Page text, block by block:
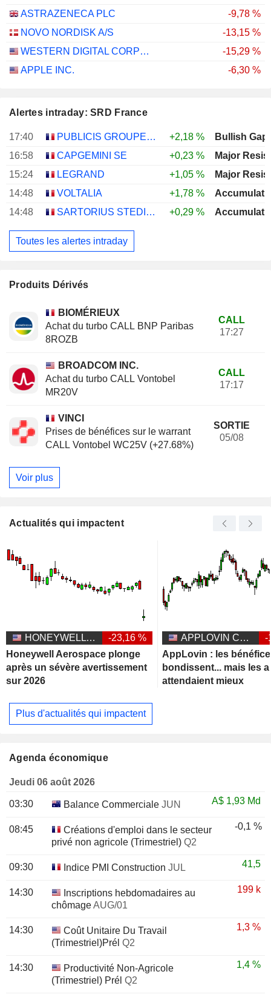
ASTRAZENECA PLC
-9,78 %
NOVO NORDISK A/S
-13,15 %
WESTERN DIGITAL CORPORATION
-15,29 %
APPLE INC.
-6,30 %
Alertes intraday: SRD France
17:40 PUBLICIS GROUPE S.A. +2,18 %
Bullish Gap
16:58
CAPGEMINI SE +0,23 %
Major
15:24
LEGRAND +1,05 %
Major
14:48
VOLTALIA +1,78 %
14:48
SARTORIUS STEDIM BIOTECH +0,29 %
Toutes les alertes intraday
Produits Dérivés
BIOMÉRIEUX
Achat du turbo CALL BNP Paribas
8ROZB
CALL
17:27
BROADCOM INC.
Achat du turbo CALL Vontobel
MR20V
CALL
17:17
VINCI
Prises de bénéfices sur le warrant
CALL Vontobel WC25V (+27.68%)
SORTIE
05/08
Voir plus
Actualités qui impactent
HONEYWELL AEROSPACE INC.
-23,16 %
Honeywell Aerospace plonge
après un sévère avertissement
sur 2026
APPLOVIN CORPORATION
-
AppLovin : les
bondissent... mais les
attendaient mieux
Plus d'actualités qui impactent
Agenda économique
Jeudi 06 août 2026
03:30 Balance Commerciale JUN A$ 1,93 Md
08:45
Créations d'emploi dans le secteur
privé non agricole (Trimestriel) Q2
-0,1 %
09:30 Indice PMI Construction JUL 41,5
14:30
Inscriptions hebdomadaires au
chômageAUG/01
199 k
14:30
Coût Unitaire Du Travail
(Trimestriel)Prél Q2
1,3 %
14:30
Productivité Non-Agricole
(Trimestriel) Prél Q2
1,4 %